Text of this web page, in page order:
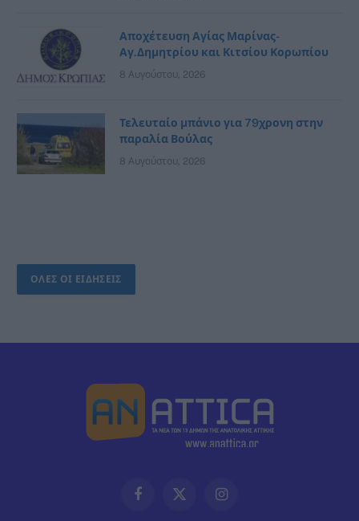
Αποχέτευση Αγίας Μαρίνας-
Αγ.Δημητρίου και Κιτσίου Κορωπίου
8 Αυγούστου, 2026
Τελευταίο μπάνιο για 79χρονη στην
παραλία Βούλας
8 Αυγούστου, 2026
ΟΛΕΣ ΟΙ ΕΙΔΗΣΕΙΣ
FacebookX
Instagram